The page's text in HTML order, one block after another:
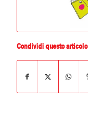
Condividi questo articolo